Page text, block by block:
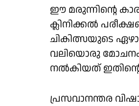
ഈ മരുന്നിന്റെ
ക്ലിനിക്കല്‍
ചികിത്സയുടെ
വലിയൊരു മോചനം
നല്‍കിയത്
പ്രസവാനന്തര